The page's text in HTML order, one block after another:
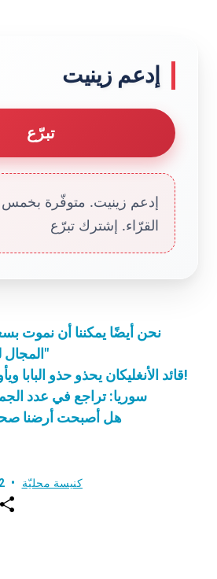
إدعم زينيت
تبرّع
إدعم زينيت. متوفّرة بخمس
القرّاء. إشترك تبرّع
المجال لعمل النعمة فينا"
قائد الأنغليكان يحذو حذو البابا ويأوي عائلة مهجّرة!
سوريا: تراجع في عدد
هل أصبحت أرضنا
كنيسة محليّة
w